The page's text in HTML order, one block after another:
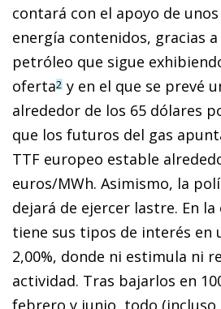
contará con el apoyo de
energía contenidos, gracias
petróleo que sigue
oferta2 y en el que se prevé
alrededor de los 65 dólares
que los futuros del gas
TTF europeo estable
euros/MWh. Asimismo, la
dejará de ejercer lastre. En la
tiene sus tipos de interés en
2,00%, donde ni estimula ni
actividad. Tras bajarlos en